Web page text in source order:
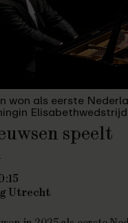
won als eerste
Elisabethwedstrijd
speelt
Utrecht